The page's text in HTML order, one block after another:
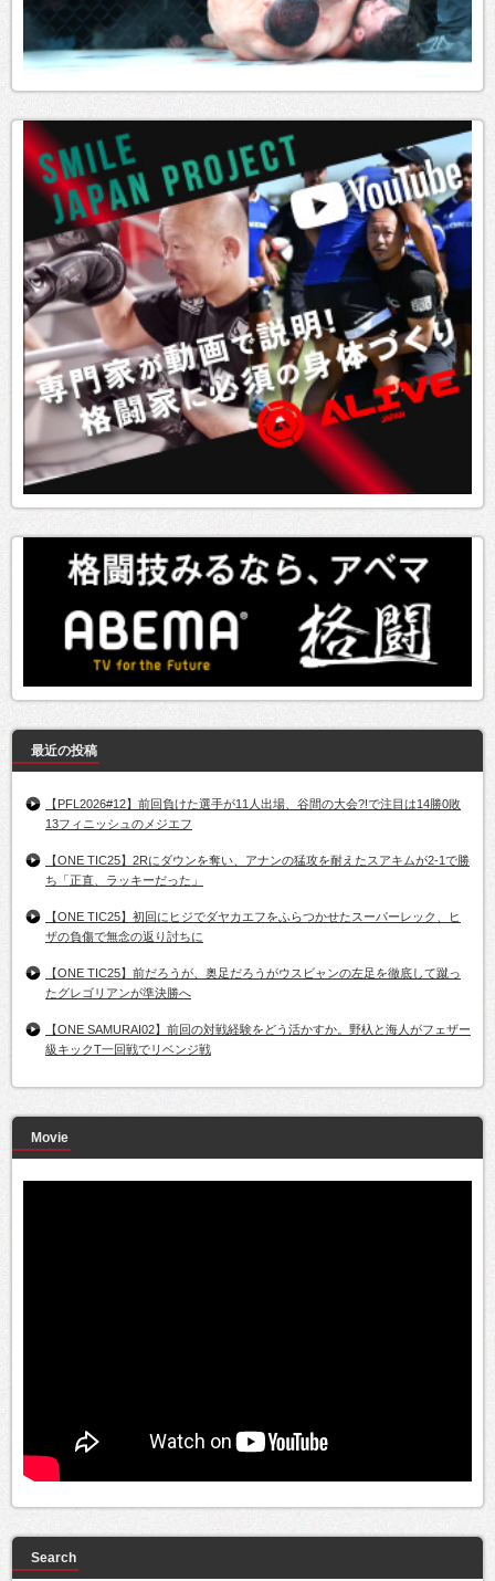
最近の投稿
【PFL2026#12】前回負けた選手が11人出場、谷間の大会?!で注目は14勝0敗
13フィニッシュのメジエフ
【ONE TIC25】2Rにダウンを奪い、アナンの猛攻を耐えたスアキムが2-1で勝
ち「正直、ラッキーだった」
【ONE TIC25】初回にヒジでダヤカエフをふらつかせたスーパーレック、ヒ
ザの負傷で無念の返り討ちに
【ONE TIC25】前だろうが、奥足だろうがウスビャンの左足を徹底して蹴っ
たグレゴリアンが準決勝へ
【ONE SAMURAI02】前回の対戦経験をどう活かすか。野杁と海人がフェザー
級キックT一回戦でリベンジ戦
Movie
Search